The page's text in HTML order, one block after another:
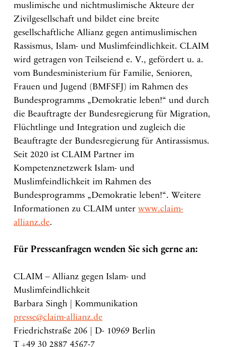
muslimische und nichtmuslimische Akteure der
Zivilgesellschaft und bildet eine breite
gesellschaftliche Allianz gegen antimuslimischen
Rassismus, Islam- und Muslimfeindlichkeit. CLAIM
wird getragen von Teilseiend e. V., gefördert u. a.
vom Bundesministerium für Familie, Senioren,
Frauen und Jugend (BMFSFJ) im Rahmen des
Bundesprogramms „Demokratie leben!“ und durch
die Beauftragte der Bundesregierung für Migration,
Flüchtlinge und Integration und zugleich die
Beauftragte der Bundesregierung für Antirassismus.
Seit 2020 ist CLAIM Partner im
Kompetenznetzwerk Islam- und
Muslimfeindlichkeit im Rahmen des
Bundesprogramms „Demokratie leben!“. Weitere
Informationen zu CLAIM unter www.claim-
allianz.de.
Für Presseanfragen wenden Sie sich gerne an:
CLAIM – Allianz gegen Islam- und
Muslimfeindlichkeit
Barbara Singh | Kommunikation
presse@claim-allianz.de
Friedrichstraße 206 | D- 10969 Berlin